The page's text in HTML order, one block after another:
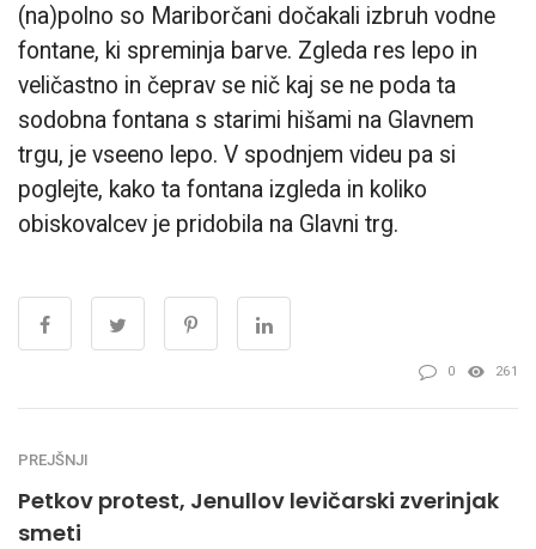
(na)polno so Mariborčani dočakali izbruh vodne
fontane, ki spreminja barve. Zgleda res lepo in
veličastno in čeprav se nič kaj se ne poda ta
sodobna fontana s starimi hišami na Glavnem
trgu, je vseeno lepo. V spodnjem videu pa si
poglejte, kako ta fontana izgleda in koliko
obiskovalcev je pridobila na Glavni trg.
0 261
PREJŠNJI
Petkov protest, Jenullov levičarski zverinjak
smeti